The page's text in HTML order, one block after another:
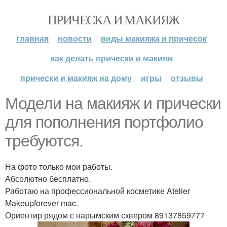
ПРИЧЕСКА И МАКИЯЖ
главная новости
виды макияжа и причесок
как делать прически и макияж
прически и макияж на дому
игры отзывы
Модели на макияж и прически
для пополнения портфолио
требуются.
На фото только мои работы.
Абсолютно бесплатно.
Работаю на профессиональной косметике Atelier
Makeupforever mac.
Ориентир рядом с нарымским сквером 89137859777